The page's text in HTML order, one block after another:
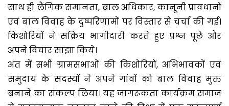
साथ ही लैंगिक समानता, बाल अधिकार, कानूनी प्रावधानों
एवं बाल विवाह के दुष्परिणामों पर विस्तार से चर्चा की गई।
किशोरियों ने सक्रिय भागीदारी करते हुए प्रश्न पूछे और
अपने विचार साझा किये।
अंत में सभी ग्रामसभाओं की किशोरियों, अभिभावकों एवं
समुदाय के सदस्यों ने अपने गांवों को बाल विवाह मुक्त
बनाने का संकल्प लिया। यह जागरूकता कार्यक्रम समाज